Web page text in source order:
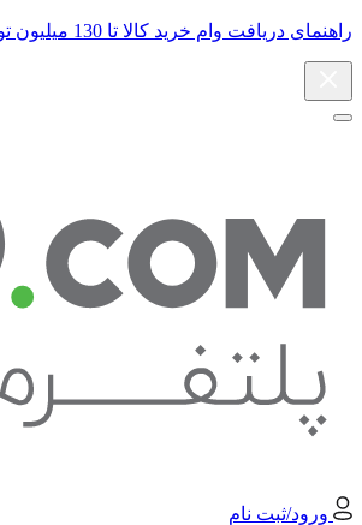
راهنمای دریافت وام خرید کالا تا 130 میلیون تومان
ورود/ثبت نام